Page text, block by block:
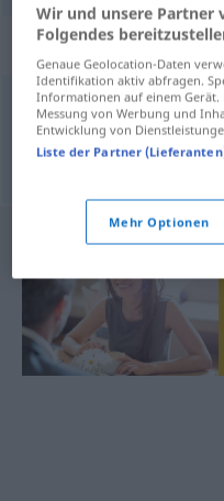
Synonyme
virvar
Wir und unsere Partner
Folgendes
Genaue Geolocation-Daten
Identifikation aktiv abfragen.
Informationen auf einem
Messung von Werbung und
Entwicklung von
Liste der Partner
Mehr Optionen